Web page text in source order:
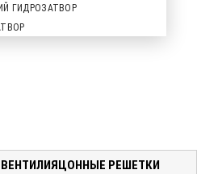
ГИДРОЗАТВОР
ВЕНТИЛИЯЦОННЫЕ РЕШЕТКИ